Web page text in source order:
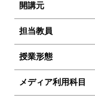
開講元
担当教員
授業形態
メディア利用科目